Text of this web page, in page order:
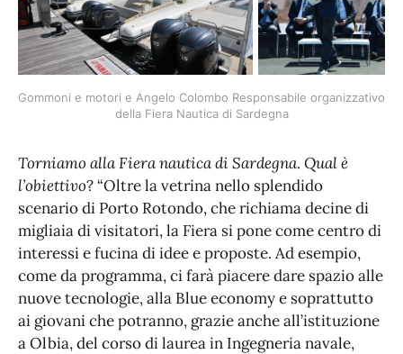
Gommoni e motori e Angelo Colombo Responsabile organizzativo
della Fiera Nautica di Sardegna
Torniamo alla Fiera nautica di Sardegna. Qual è
l’obiettivo? “Oltre la vetrina nello splendido
scenario di Porto Rotondo, che richiama decine di
migliaia di visitatori, la Fiera si pone come centro di
interessi e fucina di idee e proposte. Ad esempio,
come da programma, ci farà piacere dare spazio alle
nuove tecnologie, alla Blue economy e soprattutto
ai giovani che potranno, grazie anche all’istituzione
a Olbia, del corso di laurea in Ingegneria navale,